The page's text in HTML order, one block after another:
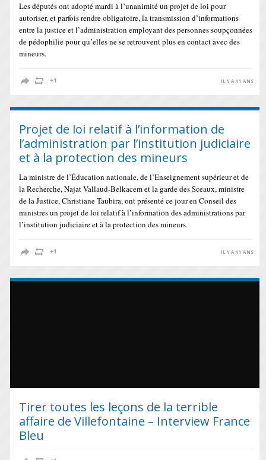
Les députés ont adopté mardi à l’unanimité un projet de loi pour
autoriser, et parfois rendre obligatoire, la transmission d’informations
entre la justice et l’administration employant des personnes soupçonnées
de pédophilie pour qu’elles ne se retrouvent plus en contact avec des
mineurs.
IL Y A 11 ANS
Projet de loi relatif à l’information de
l’administration par l’institution judiciaire
et à la protection des mineurs
La ministre de l’Éducation nationale, de l’Enseignement supérieur et de
la Recherche, Najat Vallaud-Belkacem et la garde des Sceaux, ministre
de la Justice, Christiane Taubira, ont présenté ce jour en Conseil des
ministres un projet de loi relatif à l’information des administrations par
l’institution judiciaire et à la protection des mineurs.
IL Y A 11 ANS
Tirer toutes les leçons de la terrible
affaire de Villefontaine – Interview France
Bleu